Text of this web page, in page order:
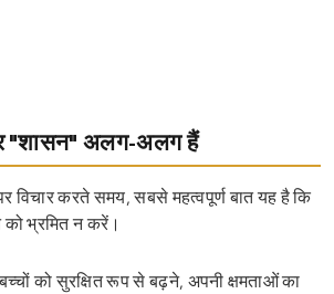
"शासन" अलग-अलग हैं
विचार करते समय, सबसे महत्वपूर्ण बात यह है कि
भ्रमित न करें।
को सुरक्षित रूप से बढ़ने, अपनी क्षमताओं का